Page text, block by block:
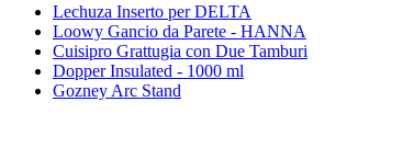
Lechuza Inserto per DELTA
Loowy Gancio da Parete - HANNA
Cuisipro Grattugia con Due Tamburi
Dopper Insulated - 1000 ml
Gozney Arc Stand